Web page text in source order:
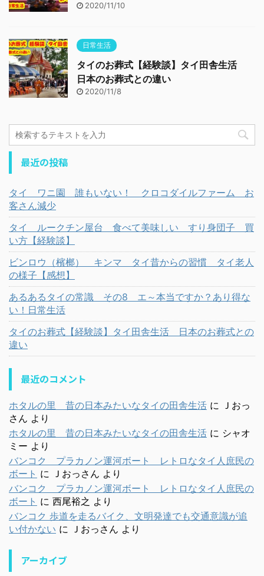
2020/11/10
日常生活
タイのお葬式【経験談】タイ田舎生活
日本のお葬式との違い
2020/11/8
最近の投稿
タイ ワニ園 誰もいない！ クロコダイルファーム お
客さん減少
タイ ルークチン屋台 食べて美味しい すり身団子 買
い方【経験談】
ビンロウ（檳榔） キンマ タイ昔からの習慣 タイ老人
の様子【感想】
あるあるタイの常識 その8 エ～本当ですか？あり得な
い！日常生活
タイのお葬式【経験談】タイ田舎生活 日本のお葬式との
違い
最近のコメント
ホタルの里 昔の日本みたいなタイの田舎生活 に Ｊおっ
さん より
ホタルの里 昔の日本みたいなタイの田舎生活 に シャオ
ミー より
バンコク プラカノン運河ボート レトロなタイ人庶民の
ボート に Ｊおっさん より
バンコク プラカノン運河ボート レトロなタイ人庶民の
ボート に 西尾裕之 より
バンコク 歩道を走るバイク、文明発達でも交通意識が追
い付かない に Ｊおっさん より
アーカイブ